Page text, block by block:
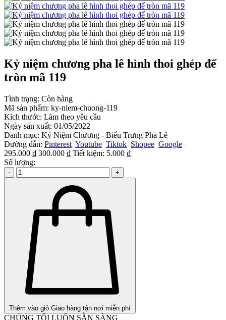
Kỷ niệm chương pha lê hình thoi ghép đế
tròn mã 119
Tình trạng: Còn hàng
Mã sản phẩm: ky-niem-chuong-119
Kích thước: Làm theo yêu cầu
Ngày sản xuất: 01/05/2022
Danh mục: Kỷ Niệm Chương - Biểu Trưng Pha Lê
Đường dẫn: Pinterest Youtube Tiktok Shopee Google
295.000 ₫ 300.000 ₫ Tiết kiệm: 5.000 ₫
Số lượng:
- +
Thêm vào giỏ Giao hàng tận nơi miễn phí
CHÚNG TÔI LUÔN SẴN SÀNG